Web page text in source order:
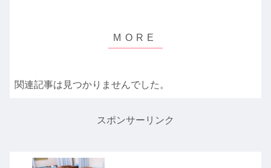
関連記事は見つかりませんでした。
スポンサーリンク